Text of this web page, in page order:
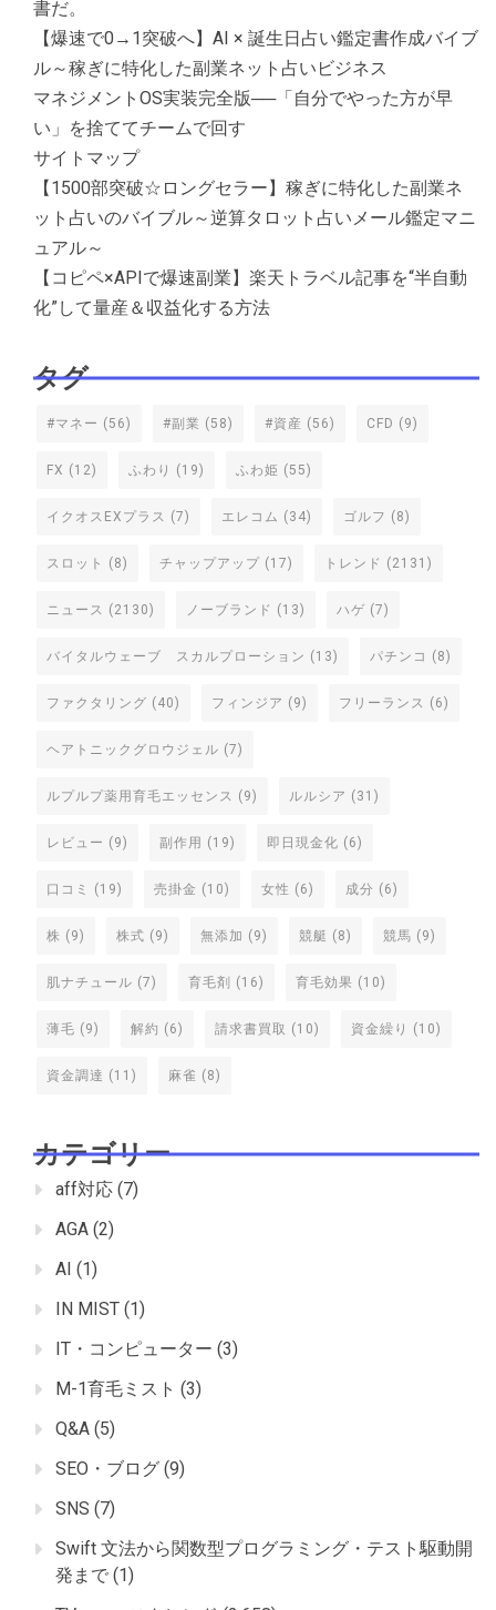
書だ。
【爆速で0→1突破へ】AI × 誕生日占い鑑定書作成バイブ
ル～稼ぎに特化した副業ネット占いビジネス
マネジメントOS実装完全版──「自分でやった方が早
い」を捨ててチームで回す
サイトマップ
【1500部突破☆ロングセラー】稼ぎに特化した副業ネ
ット占いのバイブル～逆算タロット占いメール鑑定マニ
ュアル～
【コピペ×APIで爆速副業】楽天トラベル記事を“半自動
化”して量産＆収益化する方法
タグ
#マネー (56) #副業 (58) #資産 (56) CFD (9)
FX (12) ふわり (19) ふわ姫 (55)
イクオスEXプラス (7) エレコム (34) ゴルフ (8)
スロット (8) チャップアップ (17) トレンド (2131)
ニュース (2130) ノーブランド (13) ハゲ (7)
バイタルウェーブ スカルプローション (13) パチンコ (8)
ファクタリング (40) フィンジア (9) フリーランス (6)
ヘアトニックグロウジェル (7)
ルプルプ薬用育毛エッセンス (9) ルルシア (31)
レビュー (9) 副作用 (19) 即日現金化 (6)
口コミ (19) 売掛金 (10) 女性 (6) 成分 (6)
株 (9) 株式 (9) 無添加 (9) 競艇 (8) 競馬 (9)
肌ナチュール (7) 育毛剤 (16) 育毛効果 (10)
薄毛 (9) 解約 (6) 請求書買取 (10) 資金繰り (10)
資金調達 (11) 麻雀 (8)
カテゴリー
aff対応 (7)
AGA (2)
AI (1)
IN MIST (1)
IT・コンピューター (3)
M-1育毛ミスト (3)
Q&A (5)
SEO・ブログ (9)
SNS (7)
Swift 文法から関数型プログラミング・テスト駆動開
発まで (1)